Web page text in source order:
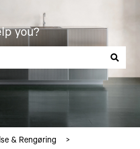
you?
er tomt.
& Rengøring